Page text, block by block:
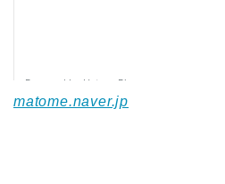
matome.naver.jp